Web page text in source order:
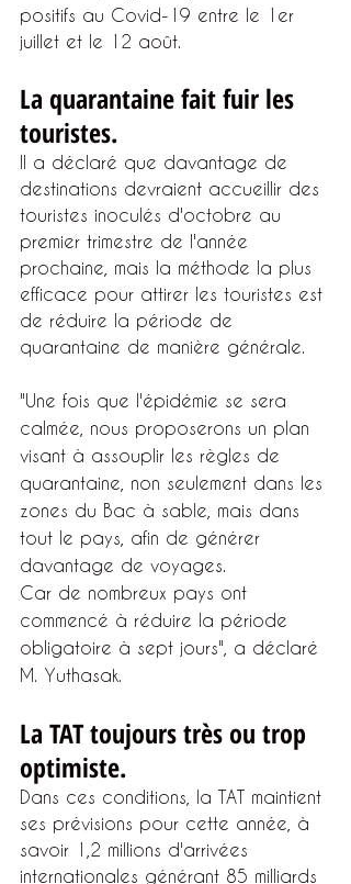
positifs au Covid-19 entre le 1er
juillet et le 12 août.
La quarantaine fait fuir les
touristes.
Il a déclaré que davantage de
destinations devraient accueillir des
touristes inoculés d'octobre au
premier trimestre de l'année
prochaine, mais la méthode la plus
efficace pour attirer les touristes est
de réduire la période de
quarantaine de manière générale.
"Une fois que l'épidémie se sera
calmée, nous proposerons un plan
visant à assouplir les règles de
quarantaine, non seulement dans les
zones du Bac à sable, mais dans
tout le pays, afin de générer
davantage de voyages.
Car de nombreux pays ont
commencé à réduire la période
obligatoire à sept jours", a déclaré
M. Yuthasak.
La TAT toujours très ou trop
optimiste.
Dans ces conditions, la TAT maintient
ses prévisions pour cette année, à
savoir 1,2 millions d'arrivées
internationales générant 85 milliards